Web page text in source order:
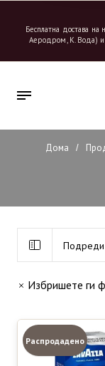
Бесплатна достава
Аеродром, К. Вода) и
Дома /
Подреди
Избришете ги
Распродадено